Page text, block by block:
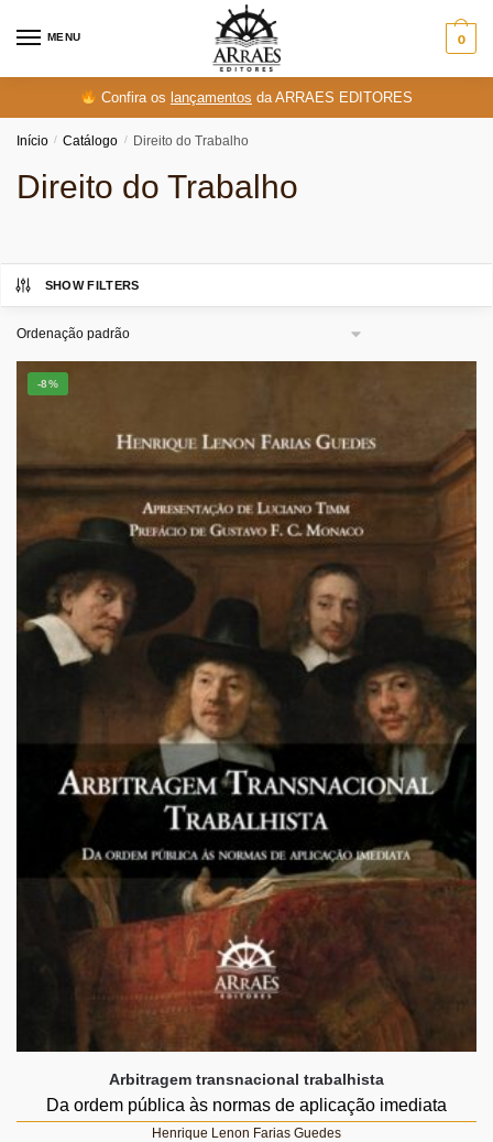
MENU 0
Confira os lançamentos da ARRAES EDITORES
Início / Catálogo / Direito do Trabalho
Direito do Trabalho
SHOW FILTERS
-8%
Arbitragem transnacional trabalhista
Da ordem pública às normas de aplicação imediata
Henrique Lenon Farias Guedes